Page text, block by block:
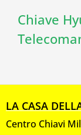
Chiave
LA CASA
Centro Chiavi